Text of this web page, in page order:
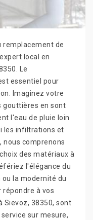
remplacement de
local en
Le
essentiel pour
Imaginez votre
gouttières en sont
l'eau de pluie loin
les infiltrations et
nous comprenons
des matériaux à
l'élégance du
la modernité du
répondre à vos
Sievoz, 38350, sont
sur mesure,